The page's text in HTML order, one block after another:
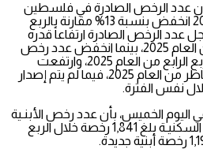
إن عدد الرخص الصادرة في فلسطين
خلال الربع الاول من العام 2026 انخفض بنسبة 13% مقارنة بالربع
2025، فيما سجل عدد الرخص الصادرة ارتفاعاً قدره
27% مقارنة بالربع المناظر من العام 2025، بينما انخفض عدد رخص
الأبنية الجديدة 12% مقارنة بالربع الرابع من العام 2025، وارتفعت
بنسبة 46% مقارنة بالربع المناظر من العام 2025، فيما لم يتم إصدار
نفس الفترة.
اليوم الخميس، بأن عدد رخص الأبنـية
الصادرة للمباني السكنيـة وغير السكنيـة بلغ 1,841 رخصة خلال الربع